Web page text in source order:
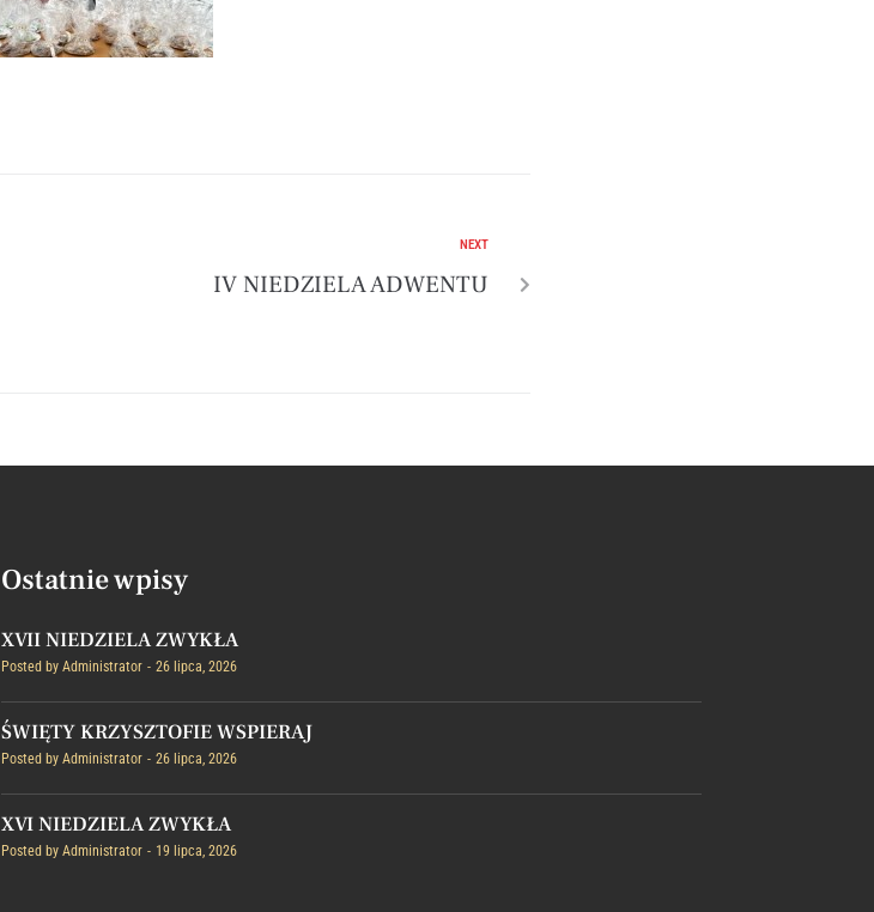
NEXT
IV NIEDZIELA ADWENTU
Ostatnie wpisy
XVII NIEDZIELA ZWYKŁA
Posted by Administrator 26 lipca, 2026
ŚWIĘTY KRZYSZTOFIE WSPIERAJ
Posted by Administrator 26 lipca, 2026
XVI NIEDZIELA ZWYKŁA
Posted by Administrator 19 lipca, 2026